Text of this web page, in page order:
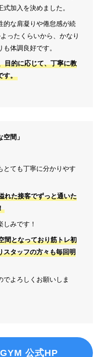
加入を決めました。
的な肩凝りや倦怠感が続
ったくらいから、かなり
体調良好です。
目的に応じて、丁寧に教
す。
間」
とても丁寧に分かりやす
れた接客でずっと通いた
みです！
間となっており筋トレ初
スタッフの方々も毎回明
でよろしくお願いしま
公式HP